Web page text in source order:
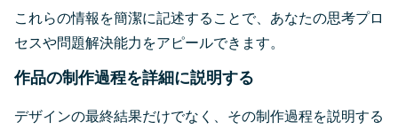
これらの情報を簡潔に記述することで、あなたの思考プロ
セスや問題解決能力をアピールできます。
作品の制作過程を詳細に説明する
デザインの最終結果だけでなく、その制作過程を説明する